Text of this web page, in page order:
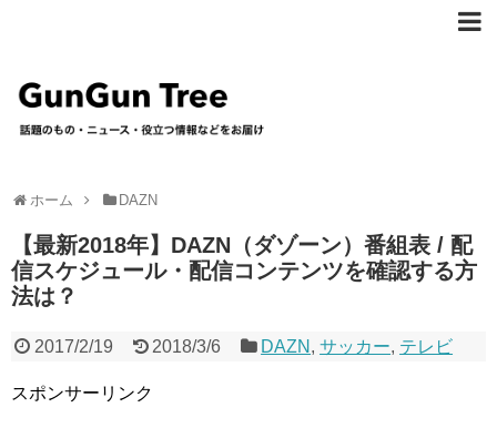
ホーム DAZN
【最新2018年】DAZN（ダゾーン）番組表 / 配
信スケジュール・配信コンテンツを確認する方
法は？
2017/2/19 2018/3/6 DAZN ,サッカー, テレビ
スポンサーリンク